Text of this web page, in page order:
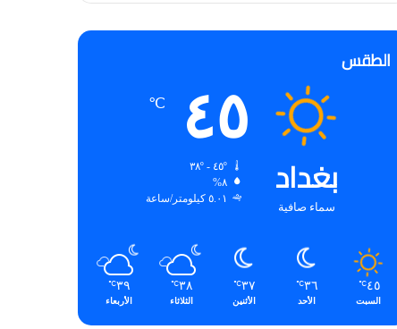
الطقس
بغداد
سماء صافية
٤٥ ℃
٨%
٥.٠١ كيلومتر/ساعة
٤٥℃
السبت
٣٦℃
الأحد
٣٧℃
الأثنين
٣٨℃
الثلاثاء
٣٩℃
الأربعاء